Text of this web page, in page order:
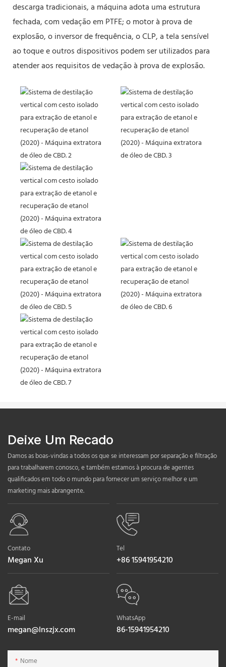
descarga tradicionais, a máquina adota uma estrutura
fechada, com vedação em PTFE; o motor à prova de
explosão, o inversor de frequência, o CLP, a tela sensível
ao toque e outros dispositivos podem ser utilizados para
atender aos requisitos de vedação à prova de explosão.
Deixe Um Recado
Damos as boas-vindas a todos os que se interessam por separação e filtração
para trabalharem conosco, e também estamos à procura de agentes
qualificados em todo o mundo para fornecer um serviço melhor e um
marketing mais abrangente.
Contato
Megan Xu
Tel
+86 15941954210
E-mail
megan@lnszjx.com
WhatsApp
86-15941954210
Nome